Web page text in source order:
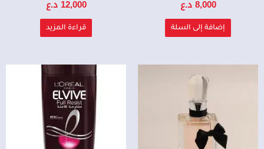
8,000د.ع
إضافة إلى السلة
12,000 د.ع
قراءة المزيد